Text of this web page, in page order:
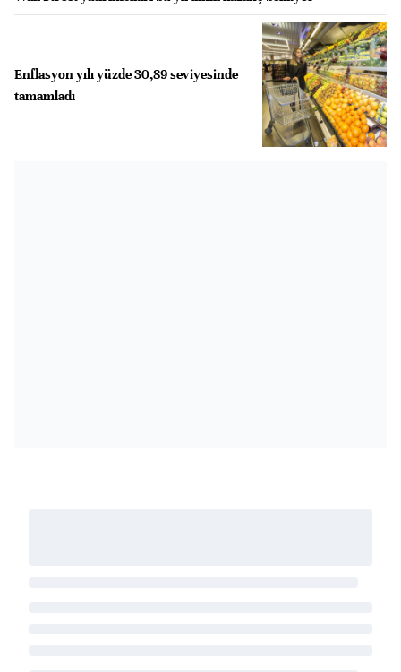
Enflasyon yılı yüzde 30,89 seviyesinde
tamamladı